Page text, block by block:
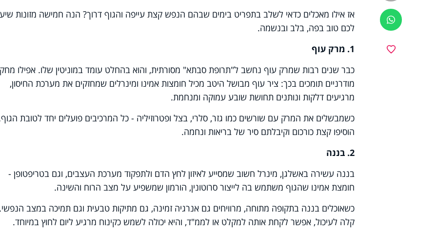
ווטסאפ
אז אילו מאכלים כדאי לשלב בתפריט בימים שבהם הנפש קצת עייפה והגוף דרוך? הנה חמישה מזונות
לכם טוב בפה, בלב ובנשמה.
1. מרק עוף
כבר שנים רבות שמרק עוף נחשב ל"תרופת סבתא" מסורתית, והוא בהחלט עומד במוניטין שלו. אפילו
מודרניים תומכים בכך: ציר עוף מבושל היטב מכיל חומצות אמינו ומינרלים שמחזקים את מערכת החיסון,
מרגיעים דלקות ונותנים תחושת שובע עמוקה ומנחמת.
כשמבשלים את המרק עם שורשים כמו גזר, סלרי, בצל ופטרוזיליה - כל המרכיבים פועלים יחד לטובת
הוסיפו קצת כורכום וקיבלתם סיר של בריאות ונחמה.
2. בננה
בננה עשירה באשלגן, מינרל חשוב שמסייע לאיזון לחץ הדם ולתפקוד מערכת העצבים, וגם בטריפטופן -
חומצת אמינו שהגוף משתמש בה לייצור סרוטונין, הורמון שמשפיע על מצב הרוח והשינה.
כשאוכלים בננה בתקופה מתוחה, מרוויחים גם אנרגיה זמינה, גם מתיקות טבעית וגם תמיכה במצב הנפשי.
קלה לעיכול, אפשר לקחת אותה למקלט או לממ"ד, והיא יכולה לשמש כקינוח מרגיע ליום לחוץ במיוחד.